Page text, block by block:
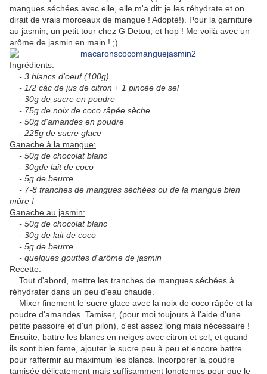
mangues séchées avec elle, elle m'a dit: je les réhydrate et on
dirait de vrais morceaux de mangue ! Adopté!). Pour la garniture
au jasmin, un petit tour chez G Detou, et hop ! Me voilà avec un
arôme de jasmin en main ! ;)
Ingrédients:
- 3 blancs d'oeuf (100g)
- 1/2 càc de jus de citron + 1 pincée de sel
- 30g de sucre en poudre
- 75g de noix de coco râpée sèche
- 50g d'amandes en poudre
- 225g de sucre glace
Ganache à la mangue:
- 50g de chocolat blanc
- 30gde lait de coco
- 5g de beurre
- 7-8 tranches de mangues séchées ou de la mangue bien
mûre !
Ganache au jasmin:
- 50g de chocolat blanc
- 30g de lait de coco
- 5g de beurre
- quelques gouttes d'arôme de jasmin
Recette:
Tout d'abord, mettre les tranches de mangues séchées à
réhydrater dans un peu d'eau chaude.
Mixer finement le sucre glace avec la noix de coco râpée et la
poudre d'amandes. Tamiser, (pour moi toujours à l'aide d'une
petite passoire et d'un pilon), c'est assez long mais nécessaire !
Ensuite, battre les blancs en neiges avec citron et sel, et quand
ils sont bien feme, ajouter le sucre peu à peu et encore battre
pour raffermir au maximum les blancs. Incorporer la poudre
tamisée délicatement mais suffisamment longtemps pour que le